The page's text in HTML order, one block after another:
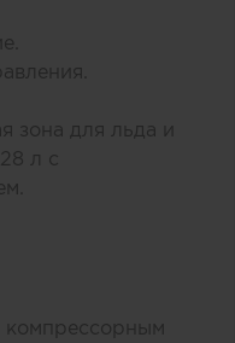
зона для льда и
л с